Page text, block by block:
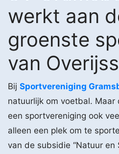
werkt aan
groenste
van
Bij Sportvereniging
natuurlijk om voetbal.
een sportvereniging ook
alleen een plek om te
van de subsidie “Natuur en